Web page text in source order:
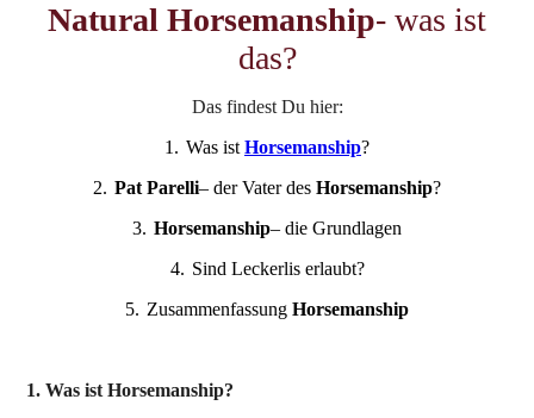
Natural Horsemanship- was ist
das?
Das findest Du hier:
1. Was ist Horsemanship?
2. Pat Parelli– der Vater des Horsemanship?
3. Horsemanship– die Grundlagen
4. Sind Leckerlis erlaubt?
5. Zusammenfassung Horsemanship
1. Was ist Horsemanship?